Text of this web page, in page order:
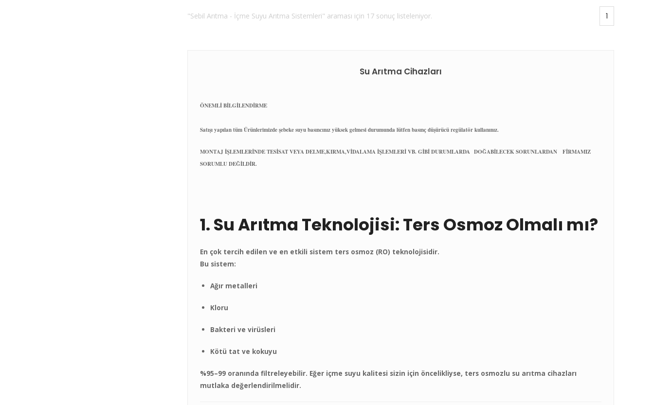
"Sebil Arıtma - İçme Suyu Arıtma Sistemleri" araması için 17 sonuç listeleniyor. 1
Su Arıtma Cihazları
ÖNEMLİ BİLGİLENDİRME
Satışı yapılan tüm Ürünlerimizde şebeke suyu basıncınız yüksek gelmesi durumunda lütfen basınç düşürücü regülatör kullanınız.
MONTAJ İŞLEMLERİNDE TESİSAT VEYA DELME,KIRMA,VİDALAMA İŞLEMLERİ VB. GİBİ DURUMLARDA DOĞABİLECEK SORUNLARDAN FİRMAMIZ
SORUMLU DEĞİLDİR.
1. Su Arıtma Teknolojisi: Ters Osmoz Olmalı mı?
En çok tercih edilen ve en etkili sistem ters osmoz (RO) teknolojisidir.
Bu sistem:
Ağır metalleri
Kloru
Bakteri ve virüsleri
Kötü tat ve kokuyu
%95–99 oranında filtreleyebilir. Eğer içme suyu kalitesi sizin için öncelikliyse, ters osmozlu su arıtma cihazları
mutlaka değerlendirilmelidir.